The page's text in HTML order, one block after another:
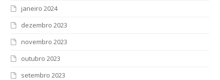
janeiro 2024
dezembro 2023
novembro 2023
outubro 2023
setembro 2023